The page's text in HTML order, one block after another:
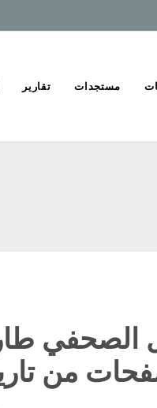
مستجدات تقارير
الصحفي
من